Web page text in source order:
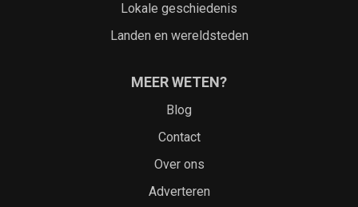
Lokale geschiedenis
Landen en wereldsteden
MEER WETEN?
Blog
Contact
Over ons
Adverteren